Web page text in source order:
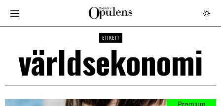
ETIKETT
världsekonomi